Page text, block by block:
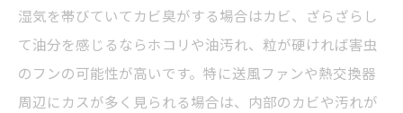
湿気を帯びていてカビ臭がする場合はカビ、ざらざらし
て油分を感じるならホコリや油汚れ、粒が硬ければ害虫
のフンの可能性が高いです。特に送風ファンや熱交換器
周辺にカスが多く見られる場合は、内部のカビや汚れが